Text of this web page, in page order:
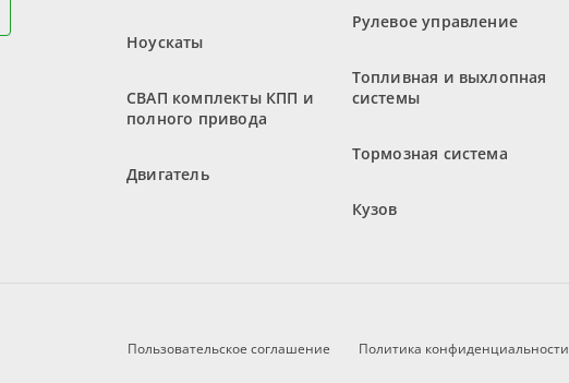
Ноускаты
СВАП комплекты КПП и
полного привода
Двигатель
Рулевое управление
Топливная и выхлопная
системы
Тормозная система
Кузов
Пользовательское соглашение Политика конфиденциальности